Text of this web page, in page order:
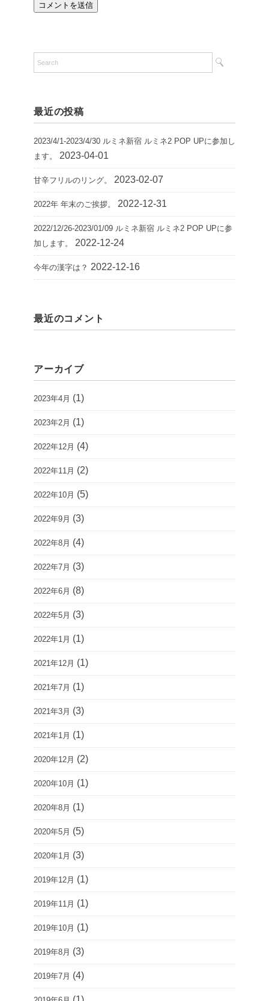
最近の投稿
2023/4/1-2023/4/30 ルミネ新宿 ルミネ2 POP UPに参加し
ます。
2023-04-01
甘辛フリルのリング。 2023-02-07
2022年 年末のご挨拶。 2022-12-31
2022/12/26-2023/01/09 ルミネ新宿 ルミネ2 POP UPに参
加します。
2022-12-24
今年の漢字は？ 2022-12-16
最近のコメント
アーカイブ
2023年4月 (1)
2023年2月 (1)
2022年12月 (4)
2022年11月 (2)
2022年10月 (5)
2022年9月 (3)
2022年8月 (4)
2022年7月 (3)
2022年6月 (8)
2022年5月 (3)
2022年1月 (1)
2021年12月 (1)
2021年7月 (1)
2021年3月 (3)
2021年1月 (1)
2020年12月 (2)
2020年10月 (1)
2020年8月 (1)
2020年5月 (5)
2020年1月 (3)
2019年12月 (1)
2019年11月 (1)
2019年10月 (1)
2019年8月 (3)
2019年7月 (4)